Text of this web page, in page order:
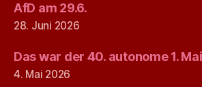
AfD am 29.6.
28. Juni 2026
Das war der 40. autonome 1.
4. Mai 2026